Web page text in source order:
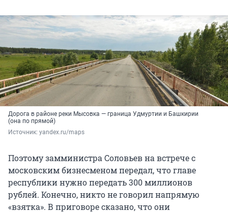
Дорога в районе реки Мысовка — граница Удмуртии и Башкирии
(она по прямой)
Источник: yandex.ru/maps
Поэтому замминистра Соловьев на встрече с
московским бизнесменом передал, что главе
республики нужно передать300миллионов
рублей. Конечно, никто не говорил напрямую
«взятка». В приговоре сказано, что они